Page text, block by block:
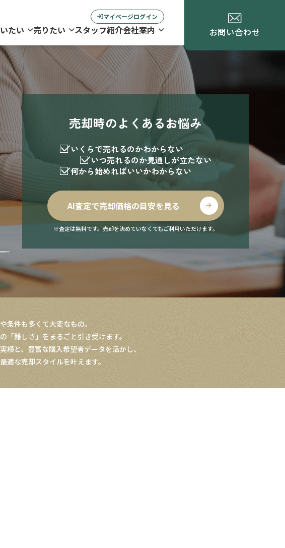
マイページログイン
たい 売りたい スタッフ紹介会社案内 お問い合わせ
売却時のよくあるお悩み
いくらで売れるのかわからない
いつ売れるのか見通しが立たない
何から始めればいいかわからない
AI査定で売却価格の目安を見る
※査定は無料です。売却を決めていなくてもご利用いただけます。
条件も多くて大変なもの。
「難しさ」をまるごと引き受けます。
績と、豊富な購入希望者データを活かし、
適な売却スタイルを叶えます。